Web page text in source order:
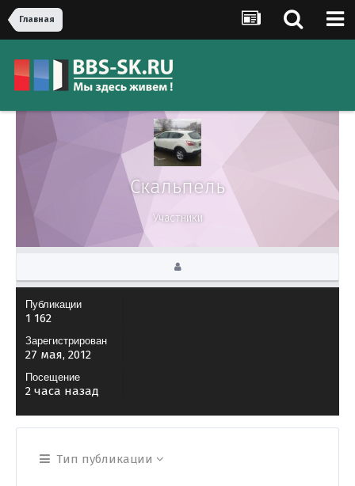
Главная
Скальпель
Участники
Публикации
1 162
Зарегистрирован
27 мая, 2012
Посещение
2 часа назад
Тип публикации